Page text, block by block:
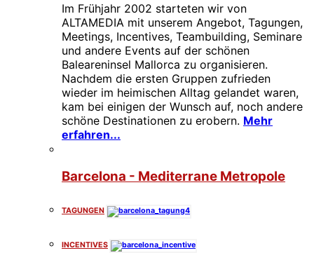
Im Frühjahr 2002 starteten wir von
ALTAMEDIA mit unserem Angebot, Tagungen,
Meetings, Incentives, Teambuilding, Seminare
und andere Events auf der schönen
Baleareninsel Mallorca zu organisieren.
Nachdem die ersten Gruppen zufrieden
wieder im heimischen Alltag gelandet waren,
kam bei einigen der Wunsch auf, noch andere
schöne Destinationen zu erobern. Mehr
erfahren...
Barcelona - Mediterrane Metropole
TAGUNGEN
INCENTIVES